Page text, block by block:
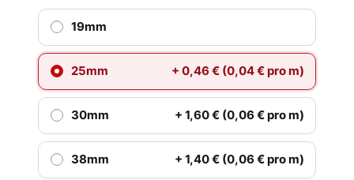
19mm
25mm + 0,46 € (0,04 € pro m)
30mm + 1,60 € (0,06 € pro m)
38mm + 1,40 € (0,06 € pro m)